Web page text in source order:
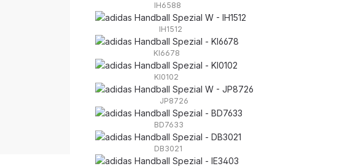
IH6588
IH1512
KI6678
KI0102
JP8726
BD7633
DB3021